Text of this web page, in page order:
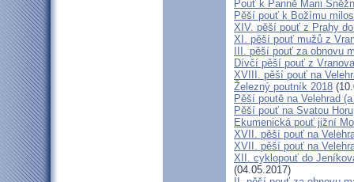
Pouť k Panně Marii
Pěší pouť k Božímu
XIV. pěší pouť z Prahy
XI. pěší pouť mužů z
III. pěší pouť za obnovu
Dívčí pěší pouť z
XVIII. pěší pouť na
Železný poutník 2018
Pěší poutě na Velehrad
Pěší pouť na Svatou Horu
Ekumenická pouť jižní
XVII. pěší pouť na
XVII. pěší pouť na
XII. cyklopouť do
(04.05.2017)